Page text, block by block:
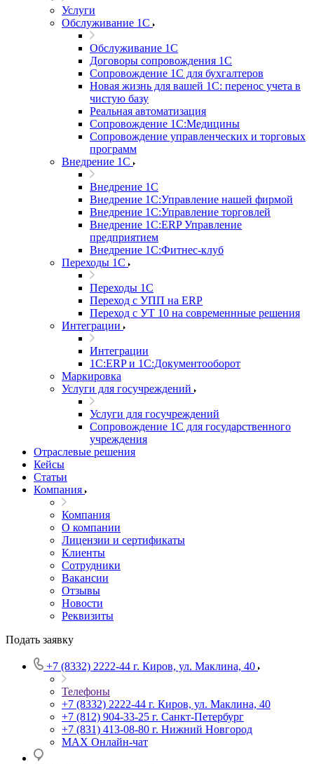
Услуги
Обслуживание 1С
Обслуживание 1С
Договоры сопровождения 1С
Сопровождение 1С для бухгалтеров
Новая жизнь для вашей 1С: перенос учета в
чистую базу
Реальная автоматизация
Сопровождение 1С:Медицины
Сопровождение управленческих и торговых
программ
Внедрение 1С
Внедрение 1С
Внедрение 1С:Управление нашей фирмой
Внедрение 1С:Управление торговлей
Внедрение 1С:ERP Управление
предприятием
Внедрение 1С:Фитнес-клуб
Переходы 1С
Переходы 1С
Переход с УПП на ERP
Переход с УТ 10 на современнные решения
Интеграции
Интеграции
1С:ERP и 1С:Документооборот
Маркировка
Услуги для госучреждений
Услуги для госучреждений
Сопровождение 1С для государственного
учреждения
Отраслевые решения
Кейсы
Статьи
Компания
Компания
О компании
Лицензии и сертификаты
Клиенты
Сотрудники
Вакансии
Отзывы
Новости
Реквизиты
Подать заявку
+7 (8332) 2222-44 г. Киров, ул. Маклина, 40
Телефоны
+7 (8332) 2222-44 г. Киров, ул. Маклина, 40
+7 (812) 904-33-25 г. Санкт-Петербург
+7 (831) 413-08-80 г. Нижний Новгород
MAX Онлайн-чат